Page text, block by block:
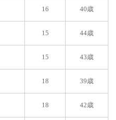
16 40歳
15 44歳
15 43歳
18 39歳
18 42歳